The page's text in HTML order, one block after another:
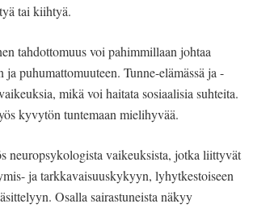
tai kiihtyä.
tahdottomuus voi pahimmillaan johtaa
puhumattomuuteen. Tunne-elämässä ja -
mikä voi haitata sosiaalisia suhteita.
kyvytön tuntemaan mielihyvää.
neuropsykologista vaikeuksista, jotka liittyvät
ja tarkkavaisuuskykyyn, lyhytkestoiseen
Osalla sairastuneista näkyy